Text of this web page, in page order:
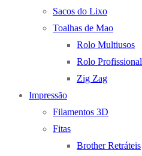
Sacos do Lixo
Toalhas de Mao
Rolo Multiusos
Rolo Profissional
Zig Zag
Impressão
Filamentos 3D
Fitas
Brother Retráteis